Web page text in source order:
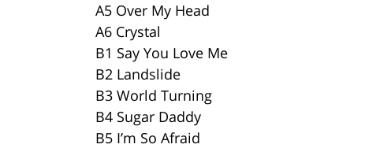
A5 Over My Head
A6 Crystal
B1 Say You Love Me
B2 Landslide
B3 World Turning
B4 Sugar Daddy
B5 I’m So Afraid